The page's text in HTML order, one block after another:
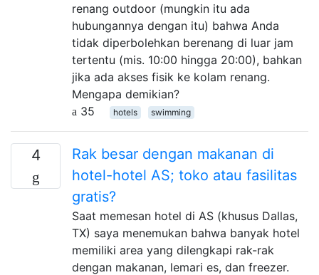
renang outdoor (mungkin itu ada
hubungannya dengan itu) bahwa Anda
tidak diperbolehkan berenang di luar jam
tertentu (mis. 10:00 hingga 20:00), bahkan
jika ada akses fisik ke kolam renang.
Mengapa demikian?
35
hotels swimming
4
Rak besar dengan makanan di
hotel-hotel AS; toko atau fasilitas
gratis?
Saat memesan hotel di AS (khusus Dallas,
TX) saya menemukan bahwa banyak hotel
memiliki area yang dilengkapi rak-rak
dengan makanan, lemari es, dan freezer.